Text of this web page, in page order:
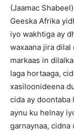
(Jaamac
Geeska Afrika
iyo wakhtiga ay
waxaana jira dilal
markaas in
laga hortaaga,
xasiloonideena
cida ay doontaba
aynu ku helnay
garnaynaa, cidna